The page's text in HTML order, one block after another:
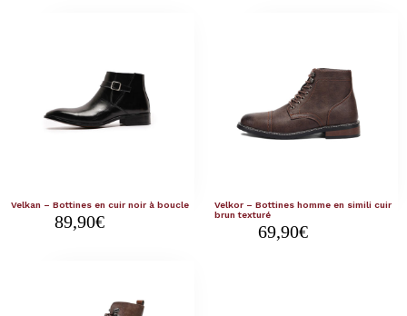
Velkan – Bottines en cuir noir à boucle
89,90€
Velkor – Bottines homme en simili cuir
brun texturé
69,90€